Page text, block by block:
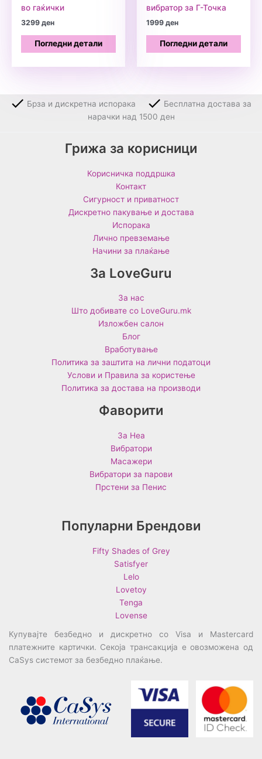
во гаќички
3299ден
Погледни детали
вибратор за Г-Точка
1999ден
Погледни детали
Брза и дискретна испорака
Бесплатна достава за
нарачки над 1500 ден
Грижа за корисници
Корисничка поддршка
Контакт
Сигурност и приватност
Дискретно пакување и достава
Испорака
Лично превземање
Начини за плаќање
За LoveGuru
За нас
Што добивате со LoveGuru.mk
Изложбен салон
Блог
Вработување
Политика за заштита на лични податоци
Услови и Правила за користење
Политика за достава на производи
Фаворити
За Неа
Вибратори
Масажери
Вибратори за парови
Прстени за Пенис
Популарни Брендови
Fifty Shades of Grey
Satisfyer
Lelo
Lovetoy
Tenga
Lovense
Купувајте безбедно и дискретно со Visa и Mastercard
платежните картички. Секоја трансакција е овозможена од
CaSys системот за безбедно плаќање.